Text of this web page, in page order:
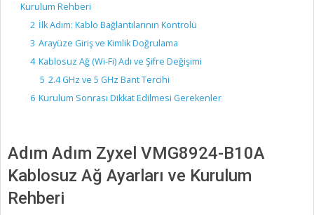
Kurulum Rehberi
2 İlk Adım: Kablo Bağlantılarının Kontrolü
3 Arayüze Giriş ve Kimlik Doğrulama
4 Kablosuz Ağ (Wi-Fi) Adı ve Şifre Değişimi
5 2.4 GHz ve 5 GHz Bant Tercihi
6 Kurulum Sonrası Dikkat Edilmesi Gerekenler
Adım Adım Zyxel VMG8924-B10A
Kablosuz Ağ Ayarları ve Kurulum
Rehberi